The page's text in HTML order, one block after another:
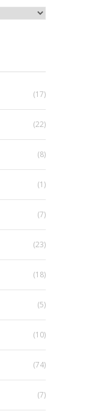
(17)
(22)
(8)
(1)
(7)
(23)
(18)
(5)
(10)
(74)
(7)